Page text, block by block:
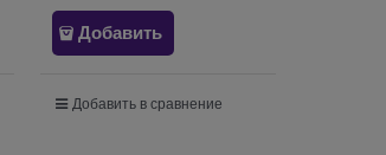
Добавить
Добавить в сравнение